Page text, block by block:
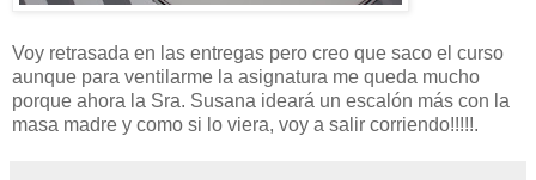
Voy retrasada en las entregas pero creo que saco el curso
aunque para ventilarme la asignatura me queda mucho
porque ahora la Sra. Susana ideará un escalón más con la
masa madre y como si lo viera, voy a salir corriendo!!!!!.